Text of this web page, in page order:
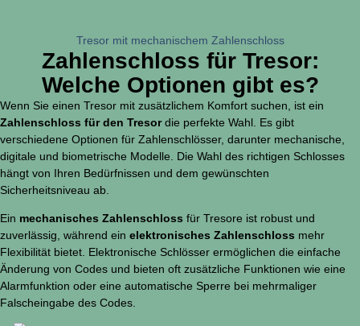
Tresor mit mechanischem Zahlenschloss
Zahlenschloss für Tresor:
Welche Optionen gibt es?
Wenn Sie einen Tresor mit zusätzlichem Komfort suchen, ist ein
Zahlenschloss für den Tresordie perfekte Wahl. Es gibt
verschiedene Optionen für Zahlenschlösser, darunter mechanische,
digitale und biometrische Modelle. Die Wahl des richtigen Schlosses
hängt von Ihren Bedürfnissen und dem gewünschten
Sicherheitsniveau ab.
Ein mechanisches Zahlenschloss für Tresore ist robust und
zuverlässig, während ein elektronisches Zahlenschloss mehr
Flexibilität bietet. Elektronische Schlösser ermöglichen die einfache
Änderung von Codes und bieten oft zusätzliche Funktionen wie eine
Alarmfunktion oder eine automatische Sperre bei mehrmaliger
Falscheingabe des Codes.